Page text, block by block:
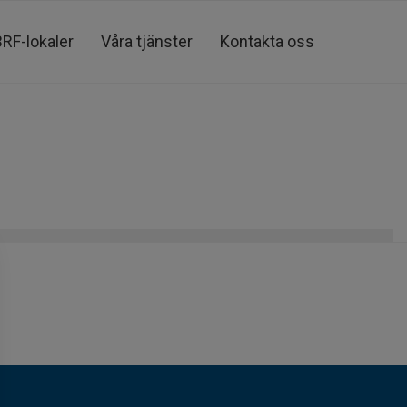
lokaler Våra tjänster Kontakta oss